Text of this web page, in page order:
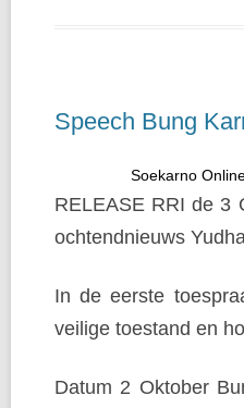
Speech Bung
Soekarno
RELEASE RRI de 3
ochtendnieuws
In de eerste
veilige toestand en
Datum 2 Oktober